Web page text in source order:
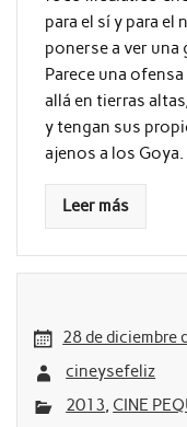
para el sí y para el
ponerse a ver una
Parece una
allá en tierras
y tengan sus
ajenos a los Goya.
Leer más
28 de diciembre
cineysefeliz
2013, CINE